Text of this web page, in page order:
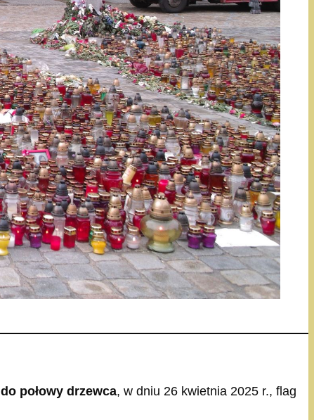
do połowy drzewca, w dniu 26 kwietnia 2025 r., flag